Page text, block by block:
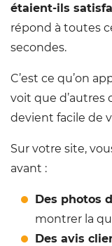
étaient-ils
répond à toutes
secondes.
C’est ce qu’on
voit que d’autres
devient facile de
Sur votre site,
avant :
Des photos
montrer la
Des avis